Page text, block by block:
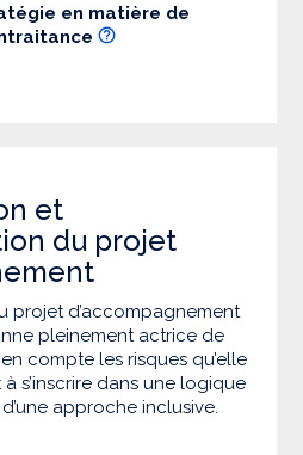
en matière de
et
du projet
projet d’accompagnement
pleinement actrice de
compte les risques qu’elle
s’inscrire dans une logique
approche inclusive.